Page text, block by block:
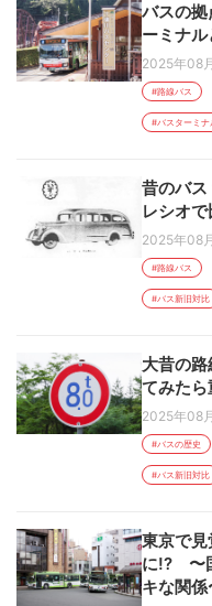
バスの
ーミナ
2025年08
#路線バス
#バスターミナ
昔のバ
レシオ
2025年08
#路線バス
#バス新旧対比
大昔の
てみた
2025年08
#バスの歴史
#バス新旧対比
東京で
に!? 〜
キな関係